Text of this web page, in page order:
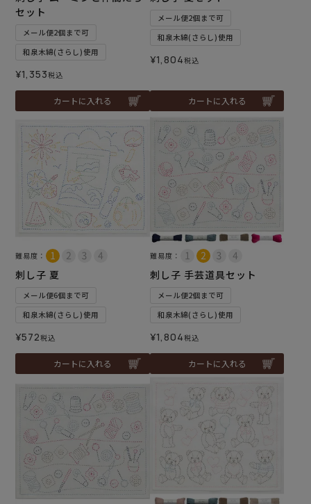
セット
メール便2個まで可
和泉木綿(さらし)使用
¥1,353税込
カートに入れる
メール便2個まで可
和泉木綿(さらし)使用
¥1,804税込
カートに入れる
難易度：
刺し子 夏
メール便6個まで可
和泉木綿(さらし)使用
¥572税込
カートに入れる
難易度：
刺し子 手芸道具セット
メール便2個まで可
和泉木綿(さらし)使用
¥1,804税込
カートに入れる